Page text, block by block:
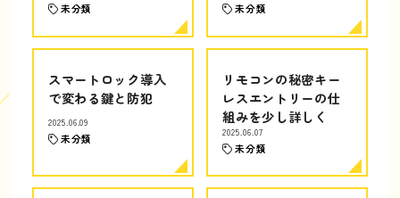
未分類 未分類
スマートロック導入
で変わる鍵と防犯
2025.06.09
未分類
リモコンの秘密キー
レスエントリーの仕
組みを少し詳しく
2025.06.07
未分類